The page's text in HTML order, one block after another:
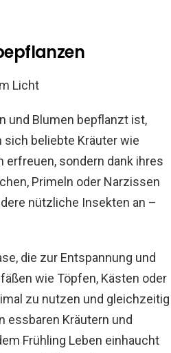
und Blumen bepflanzt ist,
beliebte Kräuter wie
erfreuen, sondern dank ihres
Primeln oder Narzissen
nützliche Insekten an –
die zur Entspannung und
wie Töpfen, Kästen oder
zu nutzen und gleichzeitig
essbaren Kräutern und
Frühling Leben einhaucht